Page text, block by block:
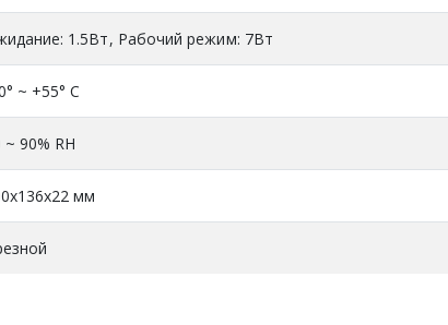
1.5Вт, Рабочий режим: 7Вт
~ +55° С
~ 90% RH
мм